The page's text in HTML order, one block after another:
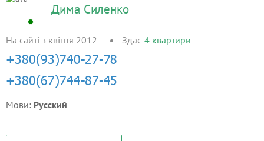
Дима Силенко
На сайті з квітня 2012 Здає 4 квартири
Мови: Русский